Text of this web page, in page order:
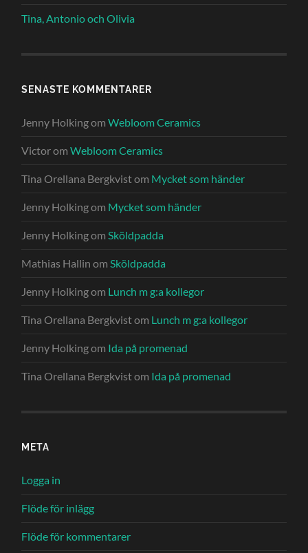
Tina, Antonio och Olivia
SENASTE KOMMENTARER
Jenny HolkingomWebloom Ceramics
VictoromWebloom Ceramics
Tina Orellana Bergkvistom Mycket som händer
Jenny Holkingom Mycket som händer
Jenny HolkingomSköldpadda
Mathias Hallin omSköldpadda
Jenny Holkingom Lunch m g:a kollegor
Tina Orellana Bergkvistom Lunch m g:a kollegor
Jenny Holkingom Ida på promenad
Tina Orellana Bergkvistom Ida på promenad
META
Logga in
Flöde för inlägg
Flöde för kommentarer